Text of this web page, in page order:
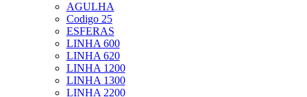
AGULHA
Codigo 25
ESFERAS
LINHA 600
LINHA 620
LINHA 1200
LINHA 1300
LINHA 2200